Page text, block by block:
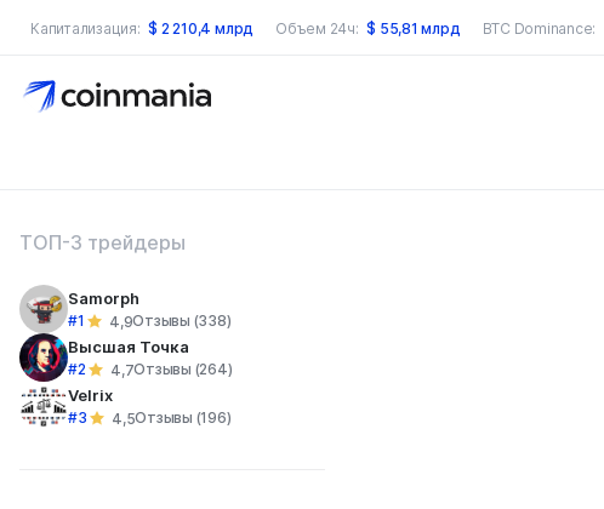
Капитализация: $ 2 210,4 млрд Объем 24ч: $ 55,81 млрд BTC Dominance:
по сайту
ТОП-3 трейдеры
Samorph
#1 4,9Отзывы (338)
Высшая Точка
#2 4,7Отзывы (264)
Velrix
#3 4,5Отзывы (196)